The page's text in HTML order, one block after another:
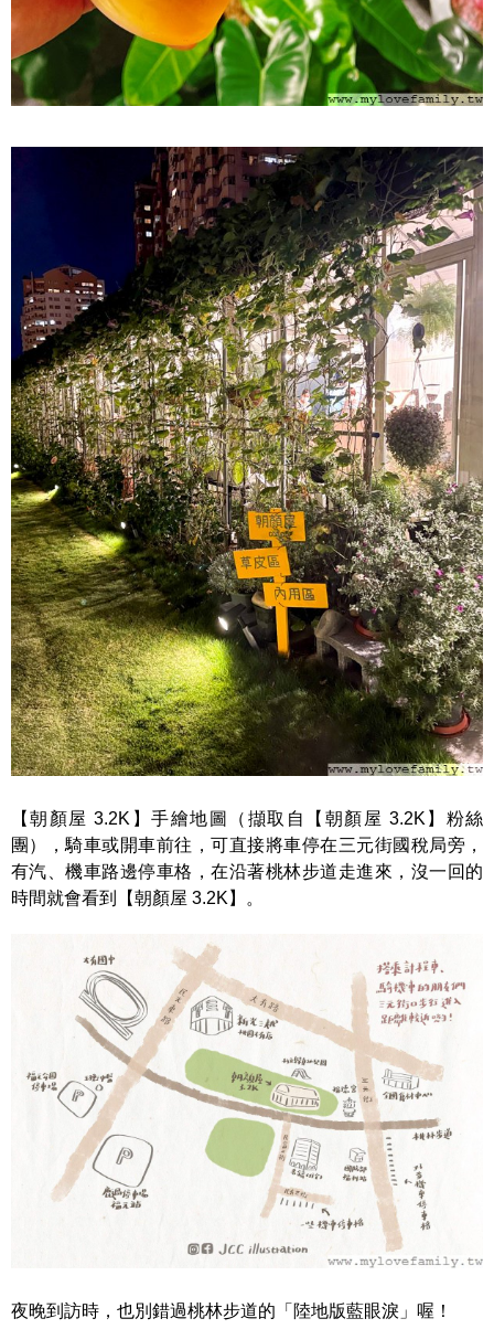
【朝顏屋 3.2K】手繪地圖（擷取自【朝顏屋 3.2K】粉絲
團），騎車或開車前往，可直接將車停在三元街國稅局旁，
有汽、機車路邊停車格，在沿著桃林步道走進來，沒一回的
時間就會看到【朝顏屋 3.2K】。
夜晚到訪時，也別錯過桃林步道的「陸地版藍眼淚」喔！